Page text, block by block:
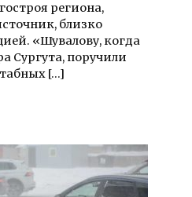
региона,
близко
«Шувалову, когда
Сургута, поручили
[…]